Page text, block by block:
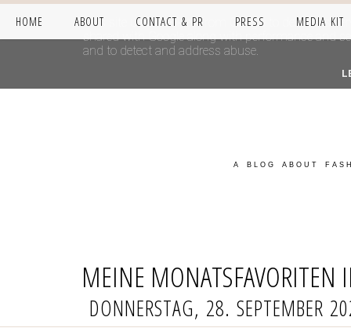
HOME ABOUT CONTACT & PR PRESS MEDIA KIT
A BLOG ABOUT
MEINE MONATSFAVORITEN
DONNERSTAG, 28. SEPTEMBER
This site uses cookies from Google to deliver its
shared with Google along with performance and
and to detect and address abuse.